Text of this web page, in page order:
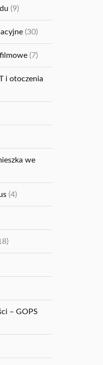
(9)
(30)
(7)
i otoczenia
we
(4)
– GOPS